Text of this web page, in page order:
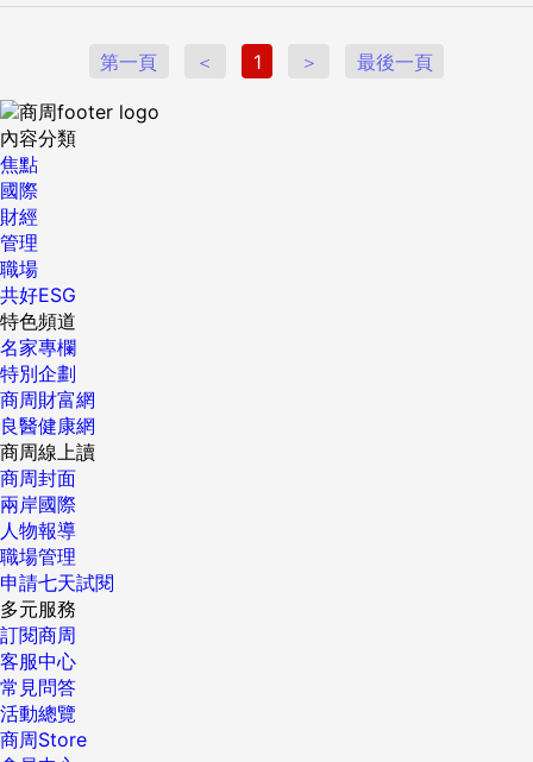
將會如何選擇？ 更大的局：Grab進軍台灣叫車市場？ 當然，
這當中還存在一項變數：Grab對台灣市場的佈局只會有外送
嗎？ 先前市場曾傳出，Grab有意進軍台灣叫車市場，且Grab
在東南亞本來就是橫跨叫車、外送、金融等多元服務的超級
App。如果他們能夠說服投資人，在台灣外送市場的投資，有
助於後續其它更多服務的推廣，造一個更大的局，那就可能會
是另一番局面。 而那也將會是Uber Eats最不樂見的走向。 核
第一頁 ＜ 1 ＞ 最後一頁
內容分類
焦點
國際
財經
管理
職場
共好ESG
特色頻道
名家專欄
特別企劃
商周財富網
良醫健康網
商周線上讀
商周封面
兩岸國際
人物報導
職場管理
申請七天試閱
多元服務
訂閱商周
客服中心
常見問答
活動總覽
商周Store